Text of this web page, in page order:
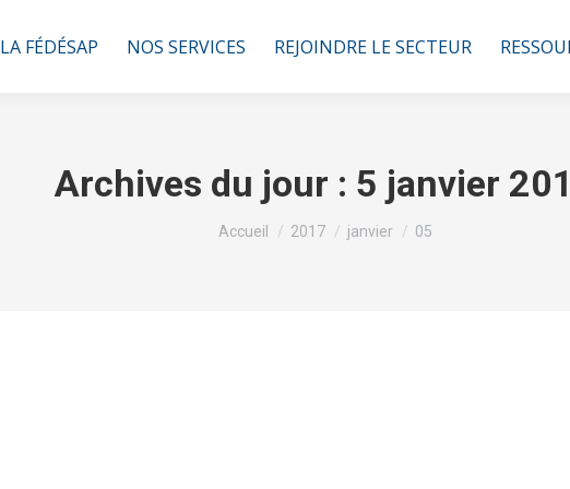
LA FÉDÉSAP NOS SERVICES REJOINDRE LE SECTEUR
Archives du jour : 5 janvier
Vous êtes ici :
Accueil 2017 janvier 05